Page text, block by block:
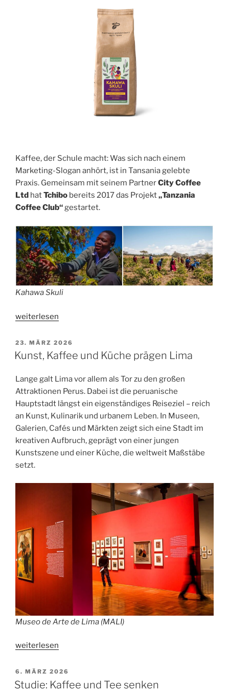
Kaffee, der Schule macht: Was sich nach einem
Marketing-Slogan anhört, ist in Tansania gelebte
Praxis. Gemeinsam mit seinem PartnerCity Coffee
Ltd hatTchibo bereits 2017 das Projekt„Tanzania
Coffee Club“gestartet.
Kahawa Skuli
„Bohnen
Benefit:
Kahawa
weiterlesen
VERÖFFENTLICHT
AM
23. MÄRZ 2026
Kunst, Kaffee und Küche prägen Lima
Lange galt Lima vor allem als Tor zu den großen
Attraktionen Perus. Dabei ist die peruanische
Hauptstadt längst ein eigenständiges Reiseziel – reich
an Kunst, Kulinarik und urbanem Leben. In Museen,
Galerien, Cafés und Märkten zeigt sich eine Stadt im
kreativen Aufbruch, geprägt von einer jungen
Kunstszene und einer Küche, die weltweit Maßstäbe
setzt.
Museo de Arte de Lima (MALI)
„Kunst,
und
Küche
weiterlesen
VERÖFFENTLICHT
AM
6. MÄRZ 2026
Studie: Kaffee und Tee senken